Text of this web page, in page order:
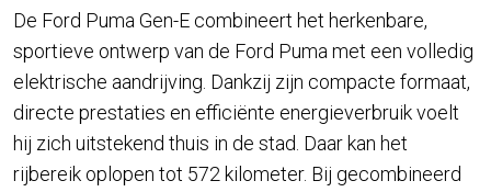
De Ford Puma Gen-E combineert het herkenbare,
sportieve ontwerp van de Ford Puma met een volledig
elektrische aandrijving. Dankzij zijn compacte formaat,
directe prestaties en efficiënte energieverbruik voelt
hij zich uitstekend thuis in de stad. Daar kan het
rijbereik oplopen tot 572 kilometer. Bij gecombineerd